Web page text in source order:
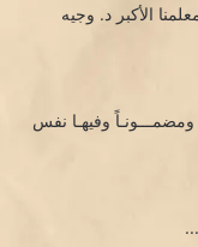
الأكبر د. وجيه
ومضمـــونـاً وفيهـا نفس